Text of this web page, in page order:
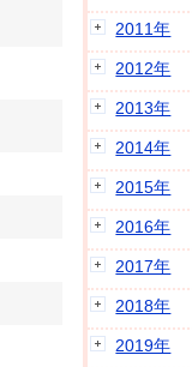
2011年
2012年
2013年
2014年
2015年
2016年
2017年
2018年
2019年